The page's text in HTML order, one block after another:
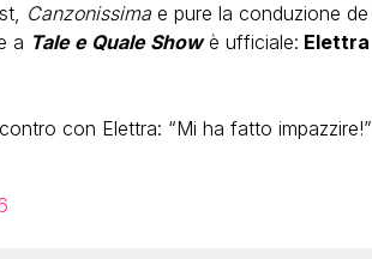
Canzonissimae pure la conduzione de
a Tale e Quale Showè ufficiale: Elettra
con Elettra: “Mi ha fatto impazzire!”